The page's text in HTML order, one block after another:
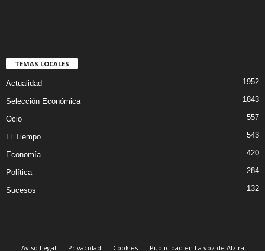
TEMAS LOCALES
Actualidad 1952
Selección Económica 1843
Ocio 557
El Tiempo 543
Economía 420
Política 284
Sucesos 132
Aviso Legal Privacidad Cookies Publicidad en La voz de Alzira